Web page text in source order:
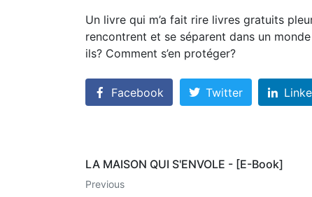
Un livre qui m’a fait rire livres gratuits
rencontrent et se séparent dans un
ils? Comment s’en protéger?
Facebook Twitter
LA MAISON QUI S'ENVOLE - [E-Book]
Previous